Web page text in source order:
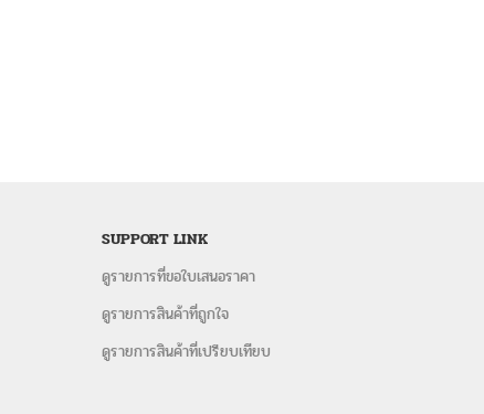
SUPPORT LINK
ดูรายการที่ขอใบเสนอราคา
ดูรายการสินค้าที่ถูกใจ
ดูรายการสินค้าที่เปรียบเทียบ